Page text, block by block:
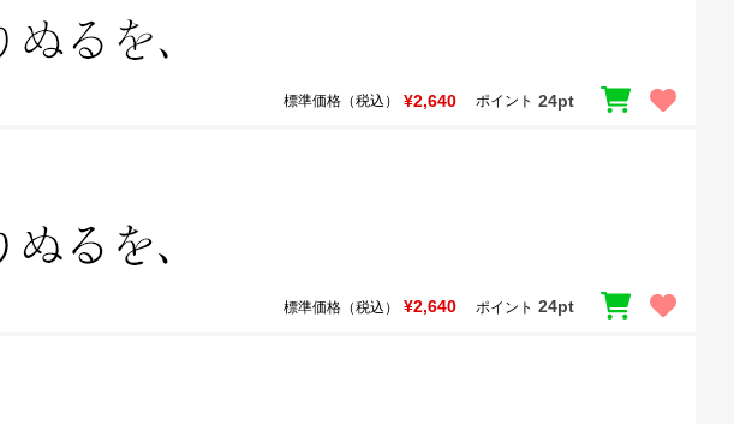
標準価格（税込） ¥2,640 ポイント 24pt
標準価格（税込） ¥2,640 ポイント 24pt